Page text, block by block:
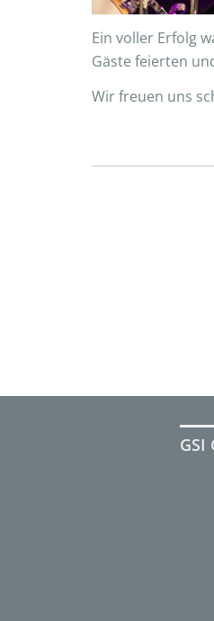
Ein voller Erfolg
Gäste feierten
Wir freuen uns
GSI